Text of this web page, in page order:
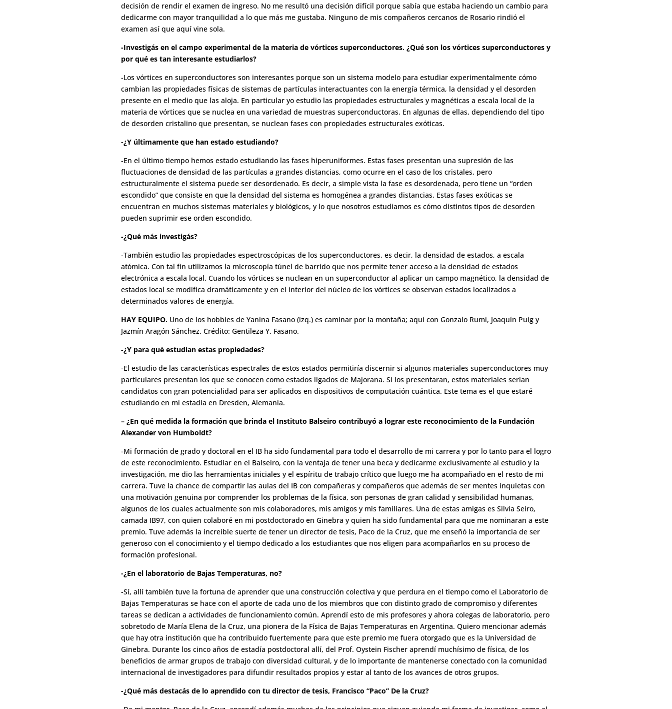
decisión de rendir el examen de ingreso. No me resultó una decisión difícil porque sabía que estaba haciendo un cambio para
dedicarme con mayor tranquilidad a lo que más me gustaba. Ninguno de mis compañeros cercanos de Rosario rindió el
examen así que aquí vine sola.
-Investigás en el campo experimental de la materia de vórtices superconductores. ¿Qué son los vórtices superconductores y
por qué es tan interesante estudiarlos?
-Los vórtices en superconductores son interesantes porque son un sistema modelo para estudiar experimentalmente cómo
cambian las propiedades físicas de sistemas de partículas interactuantes con la energía térmica, la densidad y el desorden
presente en el medio que las aloja. En particular yo estudio las propiedades estructurales y magnéticas a escala local de la
materia de vórtices que se nuclea en una variedad de muestras superconductoras. En algunas de ellas, dependiendo del tipo
de desorden cristalino que presentan, se nuclean fases con propiedades estructurales exóticas.
-¿Y últimamente que han estado estudiando?
-En el último tiempo hemos estado estudiando las fases hiperuniformes. Estas fases presentan una supresión de las
fluctuaciones de densidad de las partículas a grandes distancias, como ocurre en el caso de los cristales, pero
estructuralmente el sistema puede ser desordenado. Es decir, a simple vista la fase es desordenada, pero tiene un “orden
escondido” que consiste en que la densidad del sistema es homogénea a grandes distancias. Estas fases exóticas se
encuentran en muchos sistemas materiales y biológicos, y lo que nosotros estudiamos es cómo distintos tipos de desorden
pueden suprimir ese orden escondido.
-¿Qué más investigás?
-También estudio las propiedades espectroscópicas de los superconductores, es decir, la densidad de estados, a escala
atómica. Con tal fin utilizamos la microscopía túnel de barrido que nos permite tener acceso a la densidad de estados
electrónica a escala local. Cuando los vórtices se nuclean en un superconductor al aplicar un campo magnético, la densidad de
estados local se modifica dramáticamente y en el interior del núcleo de los vórtices se observan estados localizados a
determinados valores de energía.
HAY EQUIPO.Uno de los hobbies de Yanina Fasano (izq.) es caminar por la montaña; aquí con Gonzalo Rumi, Joaquín Puig y
Jazmín Aragón Sánchez. Crédito: Gentileza Y. Fasano.
-¿Y para qué estudian estas propiedades?
-El estudio de las características espectrales de estos estados permitiría discernir si algunos materiales superconductores muy
particulares presentan los que se conocen como estados ligados de Majorana. Si los presentaran, estos materiales serían
candidatos con gran potencialidad para ser aplicados en dispositivos de computación cuántica. Este tema es el que estaré
estudiando en mi estadía en Dresden, Alemania.
– ¿En qué medida la formación que brinda el Instituto Balseiro contribuyó a lograr este reconocimiento de la Fundación
Alexander von Humboldt?
-Mi formación de grado y doctoral en el IB ha sido fundamental para todo el desarrollo de mi carrera y por lo tanto para el logro
de este reconocimiento. Estudiar en el Balseiro, con la ventaja de tener una beca y dedicarme exclusivamente al estudio y la
investigación, me dio las herramientas iniciales y el espíritu de trabajo crítico que luego me ha acompañado en el resto de mi
carrera. Tuve la chance de compartir las aulas del IB con compañeras y compañeros que además de ser mentes inquietas con
una motivación genuina por comprender los problemas de la física, son personas de gran calidad y sensibilidad humanas,
algunos de los cuales actualmente son mis colaboradores, mis amigos y mis familiares. Una de estas amigas es Silvia Seiro,
camada IB97, con quien colaboré en mi postdoctorado en Ginebra y quien ha sido fundamental para que me nominaran a este
premio. Tuve además la increíble suerte de tener un director de tesis, Paco de la Cruz, que me enseñó la importancia de ser
generoso con el conocimiento y el tiempo dedicado a los estudiantes que nos eligen para acompañarlos en su proceso de
formación profesional.
-¿En el laboratorio de Bajas Temperaturas, no?
-Sí, allí también tuve la fortuna de aprender que una construcción colectiva y que perdura en el tiempo como el Laboratorio de
Bajas Temperaturas se hace con el aporte de cada uno de los miembros que con distinto grado de compromiso y diferentes
tareas se dedican a actividades de funcionamiento común. Aprendí esto de mis profesores y ahora colegas de laboratorio, pero
sobretodo de María Elena de la Cruz, una pionera de la Física de Bajas Temperaturas en Argentina. Quiero mencionar además
que hay otra institución que ha contribuido fuertemente para que este premio me fuera otorgado que es la Universidad de
Ginebra. Durante los cinco años de estadía postdoctoral allí, del Prof. Oystein Fischer aprendí muchísimo de física, de los
beneficios de armar grupos de trabajo con diversidad cultural, y de lo importante de mantenerse conectado con la comunidad
internacional de investigadores para difundir resultados propios y estar al tanto de los avances de otros grupos.
-¿Qué más destacás de lo aprendido con tu director de tesis, Francisco “Paco” De la Cruz?